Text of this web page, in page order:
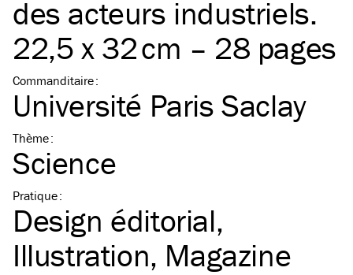
des acteurs industriels.
22,5 x 32 cm – 28 pages
Commanditaire:
Université Paris Saclay
Thème:
Science
Pratique:
Design éditorial
Illustration Magazine